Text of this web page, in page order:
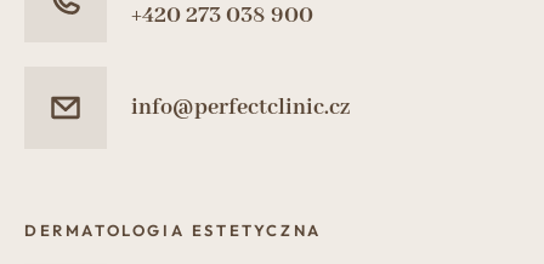
+420 273 038 900
info@perfectclinic.cz
DERMATOLOGIA ESTETYCZNA